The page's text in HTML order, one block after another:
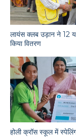
लायंस क्लब उड़ान ने 12
किया वितरण
होली क्रॉस स्कूल में स्पेलिंग